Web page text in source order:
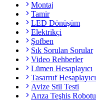
Montaj
Tamir
LED Dönüşüm
Elektrikçi
Şofben
Sık Sorulan Sorular
Video Rehberler
Lümen Hesaplayıcı
Tasarruf Hesaplayıcı
Avize Stil Testi
Arıza Teşhis Robotu